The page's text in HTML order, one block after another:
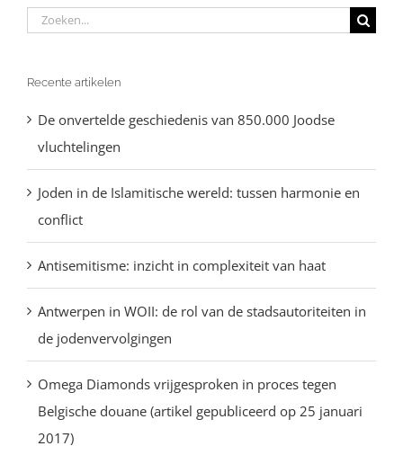
Zoeken
Recente artikelen
De onvertelde geschiedenis van 850.000 Joodse
vluchtelingen
Joden in de Islamitische wereld: tussen harmonie en
conflict
Antisemitisme: inzicht in complexiteit van haat
Antwerpen in WOII: de rol van de stadsautoriteiten in
de jodenvervolgingen
Omega Diamonds vrijgesproken in proces tegen
Belgische douane (artikel gepubliceerd op 25 januari
2017)